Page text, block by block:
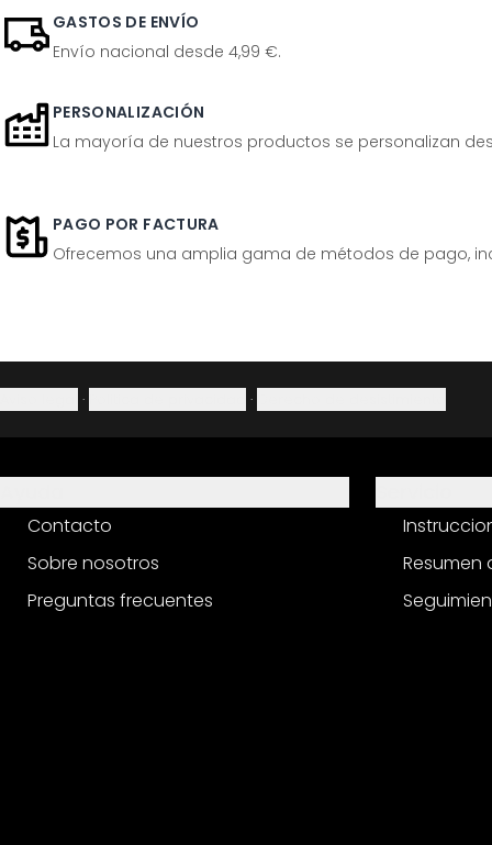
GASTOS DE ENVÍO
Envío nacional desde 4,99 €.
PERSONALIZACIÓN
La mayoría de nuestros productos se personalizan
PAGO POR FACTURA
Ofrecemos una amplia gama de métodos de pago,
· ·
Contacto
Sobre nosotros
Preguntas frecuentes
Resumen